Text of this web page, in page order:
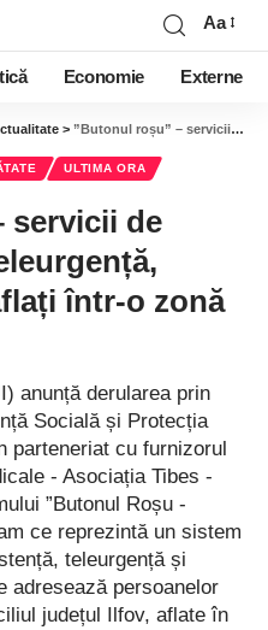
Aa
Economie Externe
> ”Butonul roșu” – servicii de teleasistență și teleurgență, pentru ilfovenii aflați într-o zonă de risc
ULTIMA ORA
servicii de
într-o zonă
anunță derularea prin
Socială și Protecția
parteneriat cu furnizorul
- Asociația Tibes -
”Butonul Roșu -
ce reprezintă un sistem
teleurgență și
adresează persoanelor
județul Ilfov, aflate în